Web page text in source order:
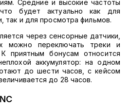
Средние и высокие частоты
будет актуально как для
так и для просмотра фильмов.
через сенсорные датчики,
можно переключать треки и
приятным бонусам относится
аккумулятор: на одном
до шести часов, с кейсом
до 28 часов.